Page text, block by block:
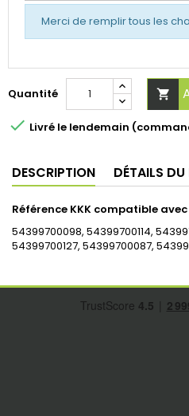
Merci de remplir tous les
Quantité 
 Livré le lendemain
DESCRIPTION DÉTAILS
Référence KKK compatible
54399700098, 54399700114,
54399700127, 54399700087,